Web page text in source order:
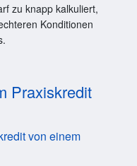
zu knapp kalkuliert,
Konditionen
Praxiskredit
von einem